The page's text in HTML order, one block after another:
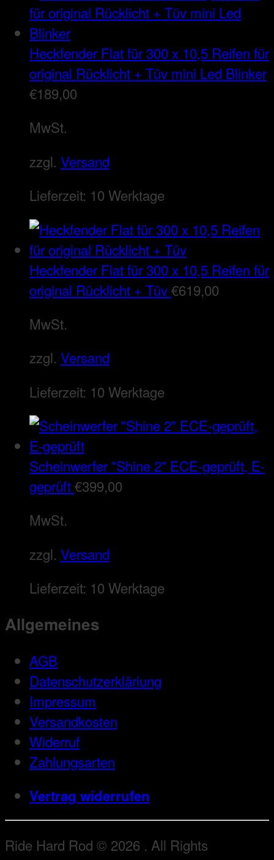
Heckfender Flat für 300 x 10,5 Reifen für
original Rücklicht + Tüv mini Led Blinker
€189,00
MwSt.
zzgl. Versand
Lieferzeit: 10 Werktage
Heckfender Flat für 300 x 10,5 Reifen für
original Rücklicht + Tüv€619,00
MwSt.
zzgl. Versand
Lieferzeit: 10 Werktage
Scheinwerfer "Shine 2" ECE-geprüft, E-
geprüft€399,00
MwSt.
zzgl. Versand
Lieferzeit: 10 Werktage
Allgemeines
AGB
Datenschutzerkläriung
Impressum
Versandkosten
Widerruf
Zahlungsarten
Vertrag widerrufen
Ride Hard Rod © 2026 . All Rights